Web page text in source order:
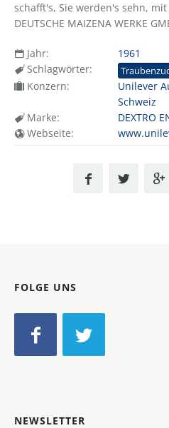
schafft's, Sie werden's sehn, mit
DEUTSCHE MAIZENA WERKE
Jahr:
1961
Schlagwörter:
Konzern:
Unilever
Schweiz
Marke:
DEXTRO
Webseite:
FOLGE UNS
NEWSLETTER